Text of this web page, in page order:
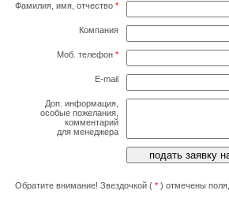
Фамилия, имя, отчество *
Компания
Моб. телефон *
E-mail
Доп. информация,
особые пожелания,
комментарий
для менеджера
Обратите внимание! Звездочкой ( *) отмечены поля,